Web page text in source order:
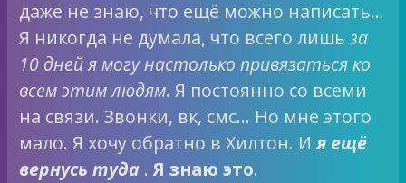
даже не знаю, что ещё можно написать…
Я никогда не думала, что всего лишьза
10 дней я могу настолько привязаться ко
всем этим людям. Я постоянно со всеми
на связи. Звонки, вк, смс… Но мне этого
мало. Я хочу обратно в Хилтон. Ия ещё
вернусь туда .Я знаю это.